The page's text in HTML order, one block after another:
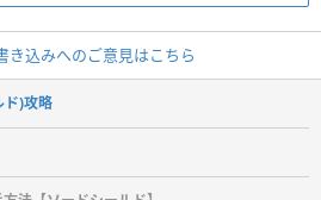
き込みへのご意見はこちら
ド)攻略